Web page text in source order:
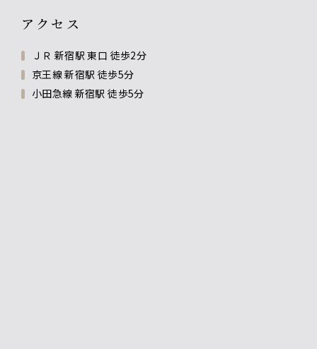
アクセス
ＪＲ 新宿駅 東口 徒歩2分
京王線 新宿駅 徒歩5分
小田急線 新宿駅 徒歩5分